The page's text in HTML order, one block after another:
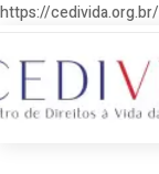
https://cedivida.org.br/